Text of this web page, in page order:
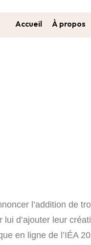
Accueil À propos
l’addition de
d’ajouter leur
en ligne de l’IÉA